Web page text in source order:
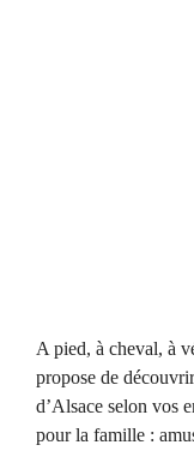
A pied, à cheval, à
propose de
d’Alsace selon vos
pour la famille :